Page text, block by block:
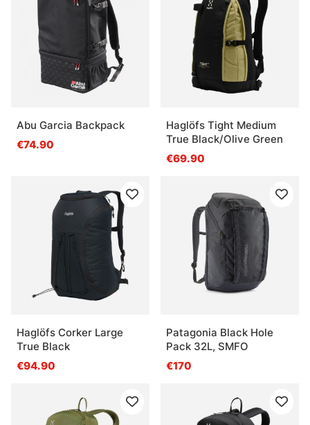
Abu Garcia Backpack
€74.90
Haglöfs Tight Medium
True Black/Olive Green
€69.90
Haglöfs Corker Large
True Black
€94.90
Patagonia Black Hole
Pack 32L, SMFO
€170